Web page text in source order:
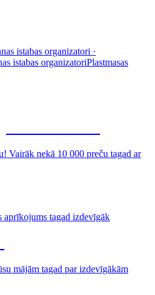
istabas organizatori ·
istabas organizatoriPlastmasas
Vairāk nekā 10 000 preču tagad ar
aprīkojums tagad izdevīgāk
mājām tagad par izdevīgākām